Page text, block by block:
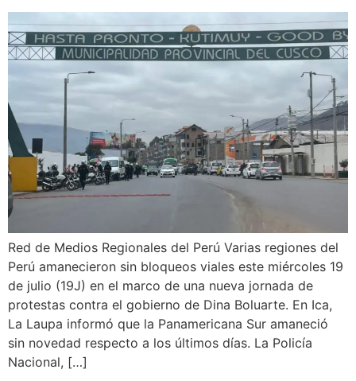
Red de Medios Regionales del Perú Varias regiones del
Perú amanecieron sin bloqueos viales este miércoles 19
de julio (19J) en el marco de una nueva jornada de
protestas contra el gobierno de Dina Boluarte. En Ica,
La Laupa informó que la Panamericana Sur amaneció
sin novedad respecto a los últimos días. La Policía
Nacional, […]